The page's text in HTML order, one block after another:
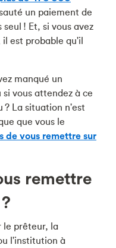
un paiement de
! Et, si vous avez
est probable qu'il
manqué un
vous attendez à ce
? La situation n'est
que vous le
de vous remettre sur
remettre
le prêteur, la
l'institution à